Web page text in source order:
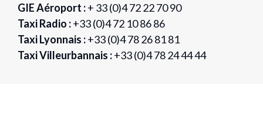
GIE Aéroport :+ 33 (0)4 72 22 70 90
Taxi Radio :+33 (0)4 72 10 86 86
Taxi Lyonnais :+33 (0)4 78 26 81 81
Taxi Villeurbannais :+33 (0)4 78 24 44 44